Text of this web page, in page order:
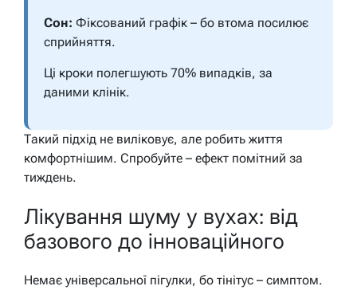
Сон: Фіксований графік – бо втома посилює
сприйняття.
Ці кроки полегшують 70% випадків, за
даними клінік.
Такий підхід не виліковує, але робить життя
комфортнішим. Спробуйте – ефект помітний за
тиждень.
Лікування шуму у вухах: від
базового до інноваційного
Немає універсальної пігулки, бо тінітус – симптом.